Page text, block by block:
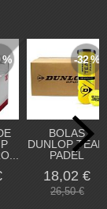
% -32 %
BOLAS
DUNLOP TEAM
PADEL
18,02 €
26,50 €